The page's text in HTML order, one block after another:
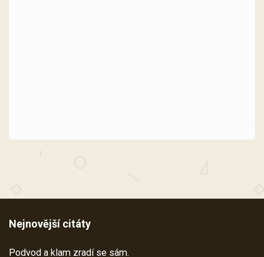
Nejnovější citáty
Podvod a klam zradí se sám.